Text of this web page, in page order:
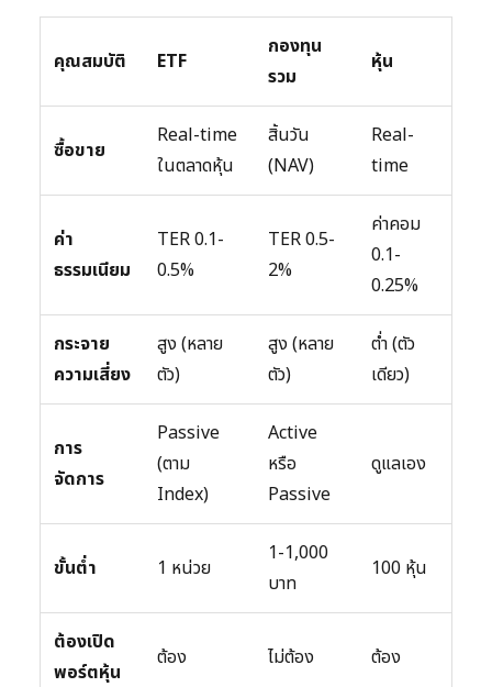
คุณสมบัติ ETF
กองทุน
รวม
หุ้น
ซื้อขาย
Real-time
ในตลาดหุ้น
สิ้นวัน
(NAV)
Real-
time
ค่า
ธรรมเนียม
TER 0.1-
0.5%
TER 0.5-
2%
ค่าคอม
0.1-
0.25%
กระจาย
ความเสี่ยง
สูง (หลาย
ตัว)
สูง (หลาย
ตัว)
ต่ำ (ตัว
เดียว)
การ
จัดการ
Passive
(ตาม
Index)
Active
หรือ
Passive
ดูแลเอง
ขั้นต่ำ 1 หน่วย
1-1,000
บาท
100 หุ้น
ต้องเปิด
พอร์ตหุ้น
ต้อง ไม่ต้อง ต้อง